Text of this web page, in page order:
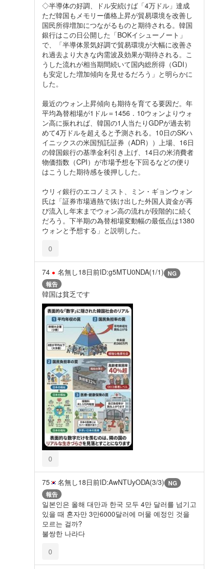
◇半導体の好調、ドル安続けば「4万ドル」達成
ただ韓国もメモリー価格上昇が貿易環境を改善し
国民所得増加につながるものと期待される。韓国
銀行はこの日公開した「BOKイシューノート」
で、「半導体景気好調で貿易環境が大幅に改善さ
れ過去より大きな内需波及効果が期待される。こ
うした流れが相当期間続いて国内総所得（GDI）
も安定した増加傾向を見せるだろう」と明らかに
した。
最近のウォン上昇傾向も期待を育てる要因だ。年
平均為替相場が1ドル＝1456．10ウォンよりウォ
ン高に振れれば、韓国の1人当たりGDPが過去初
めて4万ドルを超えると予測される。10日のSKハ
イニックスの米国預託証券（ADR））上場、16日
の韓国銀行の基準金利引き上げ、14日の米消費者
物価指数（CPI）が市場予想を下回るなどの便り
はこうした期待感を後押しした。
ウリィ銀行のエコノミスト、ミン・ギョンウォン
氏は「証券市場過熱で抜け出した外国人資金が再
び流入し年末までウォン高の流れが段階的に続く
だろう。下半期の為替相場変動幅の最低点は1380
ウォンと予想する」と説明した。
0
74 名無し18日前ID:g5MTU0NDA(1/1) NG
報告
韓国は貧乏です
0
75 名無し18日前ID:AwNTUyODA(3/3) NG
報告
일본인은 올해 대만과 한국 모두 4만 달러를 넘기고
있을 때 혼자만 3만6000달러에 머물 예정인 것을
모르는 걸까?
불쌍한 나라다
0